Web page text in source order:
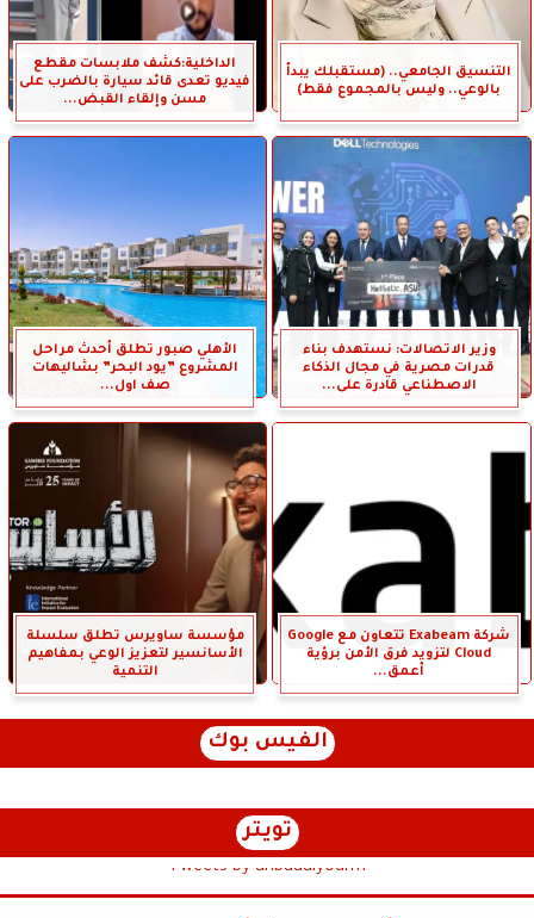
التنسيق الجامعي.. (مستقبلك يبدأ
بالوعي.. وليس بالمجموع فقط)
الداخلية:كشف ملابسات مقطع
فيديو تعدى قائد سيارة بالضرب على
مسن وإلقاء القبض...
وزير الاتصالات: نستهدف بناء
قدرات مصرية في مجال الذكاء
الاصطناعي قادرة على...
الأهلي صبور تطلق أحدث مراحل
المشروع ”يود البحر” بشاليهات
صف اول...
شركة Exabeam تتعاون مع Google
Cloud لتزويد فرق الأمن برؤية
أعمق...
مؤسسة ساويرس تطلق سلسلة
الأسانسير لتعزيز الوعي بمفاهيم
التنمية
الفيس بوك
تويتر
Tweets by anbaaalyoum1